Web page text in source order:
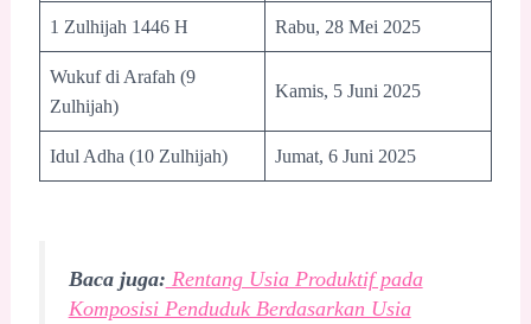
1 Zulhijah 1446 H Rabu, 28 Mei 2025
Wukuf di Arafah (9
Zulhijah)
Kamis, 5 Juni 2025
Idul Adha (10 Zulhijah) Jumat, 6 Juni 2025
Baca juga: Rentang Usia Produktif pada
Komposisi Penduduk Berdasarkan Usia